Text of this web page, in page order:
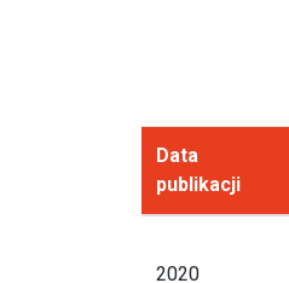
Data
publikacji
2020